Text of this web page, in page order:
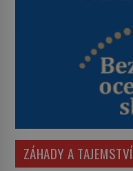
ZÁHADY A TAJEMSTVÍ